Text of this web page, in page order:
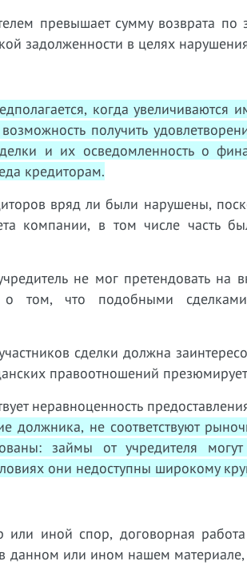
превышает сумму возврата по
задолженности в целях
когда увеличиваются
получить
и их осведомленность о
кредиторам.
вряд ли были нарушены,
компании, в том числе часть
не мог претендовать на
том, что подобными сделками
сделки должна
правоотношений
неравноценность
должника, не соответствуют
займы от учредителя
они недоступны широкому
иной спор, договорная
данном или ином нашем